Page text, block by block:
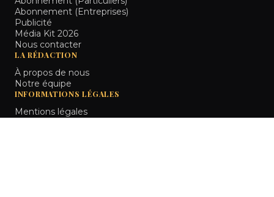
Abonnement (Entreprises)
Publicité
Média Kit 2026
Nous contacter
LA RÉDACTION
À propos de nous
Notre équipe
INFORMATIONS LÉGALES
Mentions légales